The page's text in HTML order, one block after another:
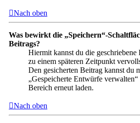
Nach oben
Was bewirkt die „Speichern“-
Beitrags?
Hiermit kannst du die geschriebene
zu einem späteren Zeitpunkt
Den gesicherten Beitrag kannst du
„Gespeicherte Entwürfe
Bereich erneut laden.
Nach oben